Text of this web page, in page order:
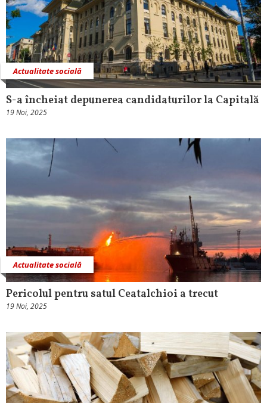
Actualitate socială
S-a încheiat depunerea candidaturilor la Capitală
19 Noi, 2025
Actualitate socială
Pericolul pentru satul Ceatalchioi a trecut
19 Noi, 2025